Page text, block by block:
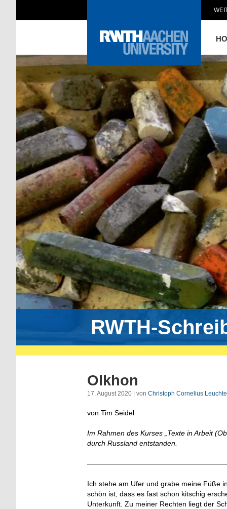
RWTH-
Olkhon
17. August 2020 | von Christoph Cornelius
von Tim Seidel
Im Rahmen des Kurses „Texte in Arbeit
durch Russland entstanden.
Ich stehe am Ufer und grabe meine Füße
schön ist, dass es fast schon kitschig
Unterkunft. Zu meiner Rechten liegt der